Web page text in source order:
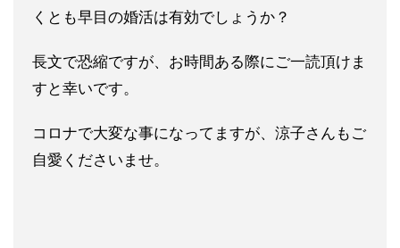
くとも早目の婚活は有効でしょうか？
長文で恐縮ですが、お時間ある際にご一読頂けま
すと幸いです。
コロナで大変な事になってますが、涼子さんもご
自愛くださいませ。